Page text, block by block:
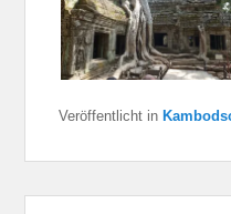
Veröffentlicht in